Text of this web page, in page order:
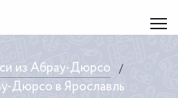
из Абрау-Дюрсо /
Дюрсо в Ярославль